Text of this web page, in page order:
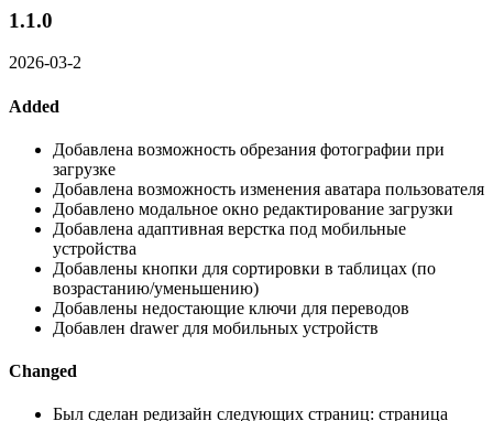
1.1.0
2026-03-2
Added
Добавлена возможность обрезания фотографии при
загрузке
Добавлена возможность изменения аватара пользователя
Добавлено модальное окно редактирование загрузки
Добавлена адаптивная верстка под мобильные
устройства
Добавлены кнопки для сортировки в таблицах (по
возрастанию/уменьшению)
Добавлены недостающие ключи для переводов
Добавлен drawer для мобильных устройств
Changed
Был сделан редизайн следующих страниц: страница